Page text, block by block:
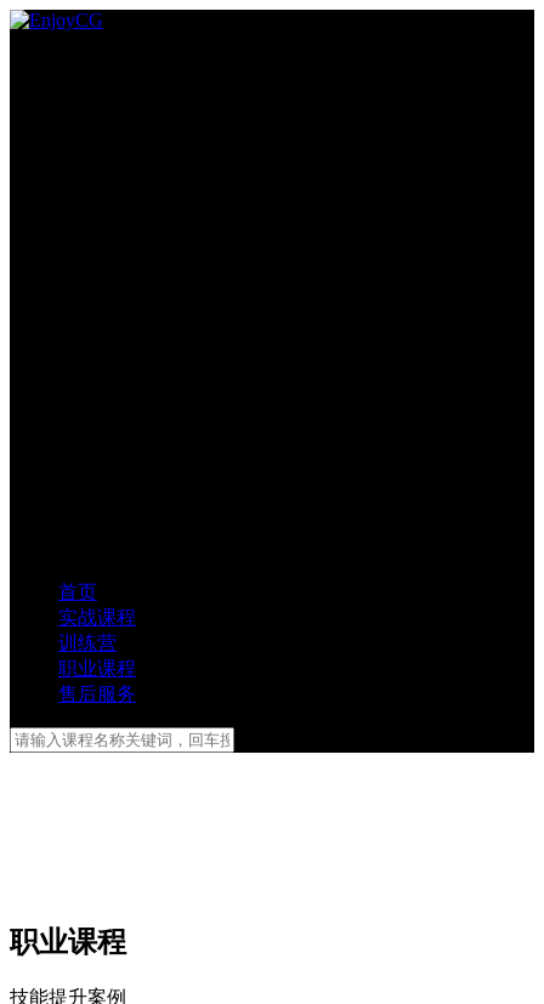
首页
实战课程
训练营
职业课程
售后服务
职业课程
技能提升案例